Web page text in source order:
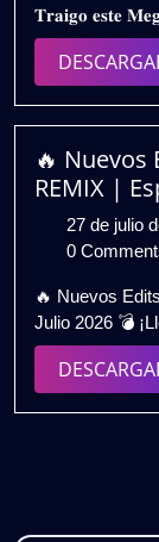
𝐓𝐫𝐚𝐢𝐠𝐨 𝐞𝐬𝐭𝐞
🔥 Nuevos
REMIX |
27 de julio
0
🔥 Nuevos
Julio 2026 💣